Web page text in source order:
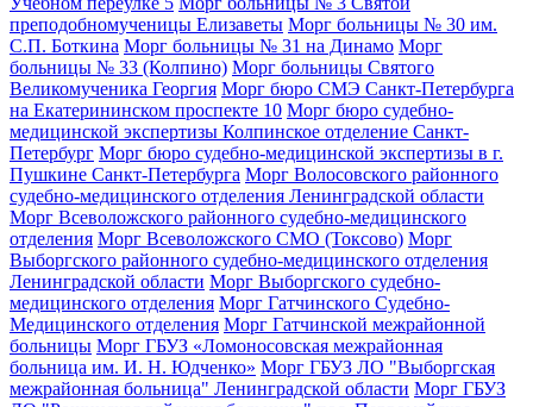
преподобномученицы Елизаветы Морг больницы № 30 им.
С.П. Боткина Морг больницы № 31 на Динамо Морг
больницы № 33 (Колпино) Морг больницы Святого
Великомученика Георгия Морг бюро СМЭ Санкт-Петербурга
на Екатерининском проспекте 10 Морг бюро судебно-
медицинской экспертизы Колпинское отделение Санкт-
Петербург Морг бюро судебно-медицинской экспертизы в г.
Пушкине Санкт-Петербурга Морг Волосовского районного
судебно-медицинского отделения Ленинградской области
Морг Всеволожского районного судебно-медицинского
отделения Морг Всеволожского СМО (Токсово) Морг
Выборгского районного судебно-медицинского отделения
Ленинградской области Морг Выборгского судебно-
медицинского отделения Морг Гатчинского Судебно-
Медицинского отделения Морг Гатчинской межрайонной
больницы Морг ГБУЗ «Ломоносовская межрайонная
больница им. И. Н. Юдченко» Морг ГБУЗ ЛО "Выборгская
межрайонная больница" Ленинградской области Морг ГБУЗ